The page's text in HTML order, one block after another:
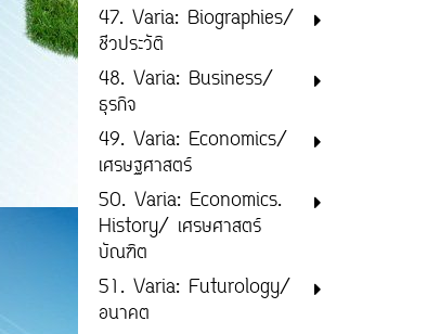
47. Varia: Biographies/
ชีวประวัติ
48. Varia: Business/
ธุรกิจ
49. Varia: Economics/
เศรษฐศาสตร์
50. Varia: Economics.
History/ เศรษศาสตร์
บัณฑิต
51. Varia: Futurology/
อนาคต